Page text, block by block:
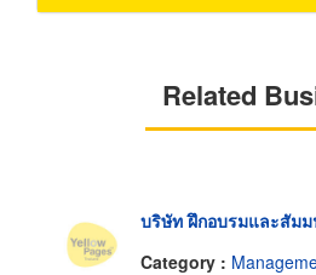
Related
บริษัท ฝึกอบรมและสัม
Category :